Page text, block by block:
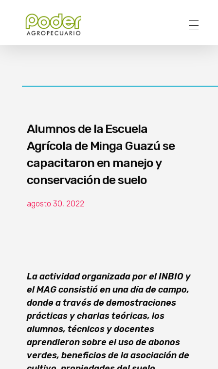
Alumnos de la Escuela
Agrícola de Minga Guazú se
capacitaron en manejo y
conservación de suelo
agosto 30, 2022
La actividad organizada por el INBIO y
el MAG consistió en una día de campo,
donde a través de demostraciones
prácticas y charlas teóricas, los
alumnos, técnicos y docentes
aprendieron sobre el uso de abonos
verdes, beneficios de la asociación de